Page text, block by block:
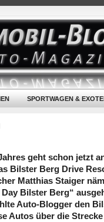
SPORTWAGEN &
geht schon jetzt
Bilster Berg Drive
Matthias Staiger
Bilster Berg“
Auto-Blogger den
Autos über die Strecke